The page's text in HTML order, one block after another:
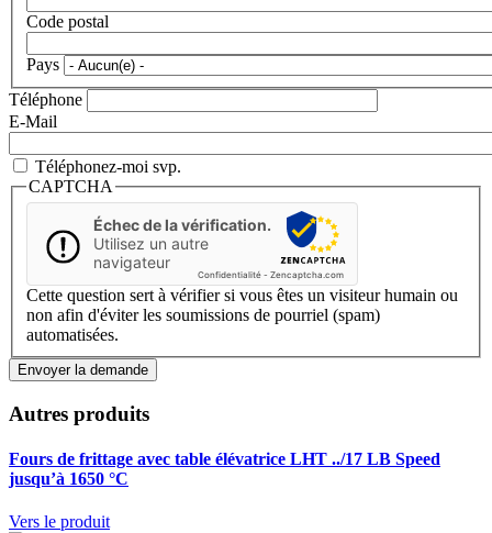
Code postal
Pays
Téléphone
E-Mail
Téléphonez-moi svp.
CAPTCHA
Échec de la vérification.
Utilisez un autre
navigateur
Confidentialité - Zencaptcha.com
Cette question sert à vérifier si vous êtes un visiteur humain ou
non afin d'éviter les soumissions de pourriel (spam)
automatisées.
Autres produits
Fours de frittage avec table élévatrice LHT ../17 LB Speed
jusqu’à 1650 °C
Vers le produit